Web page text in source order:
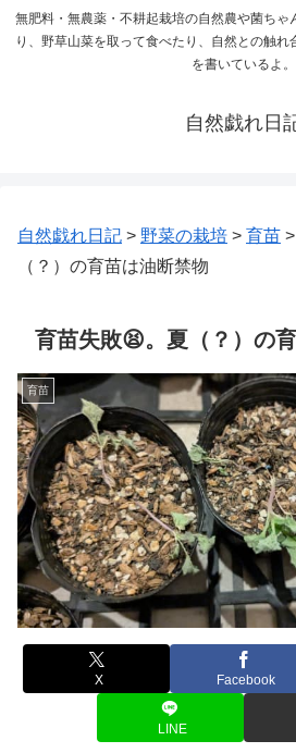
無肥料・無農薬・不耕起栽培の自然農や菌ちゃ
り、野草山菜を取って食べたり、自然との触
を書いているよ。
自然戯れ日
自然戯れ日記 > 野菜の栽培 > 育苗 >
（？）の育苗は油断禁物
育苗失敗😫。夏（？）の
育苗
X Facebook
LINE